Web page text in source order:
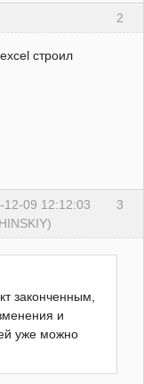
2
строил
3
12-09 12:12:03
законченным,
и
уже можно